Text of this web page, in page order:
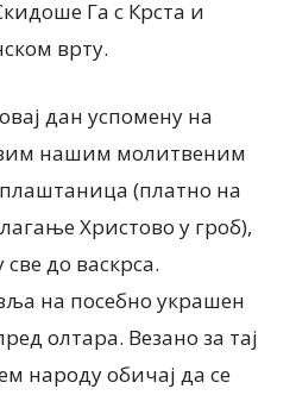
Га с Крста и
врту.
дан успомену на
нашим молитвеним
(платно на
Христово у гроб),
до васкрса.
на посебно украшен
олтара. Везано за тај
народу обичај да се